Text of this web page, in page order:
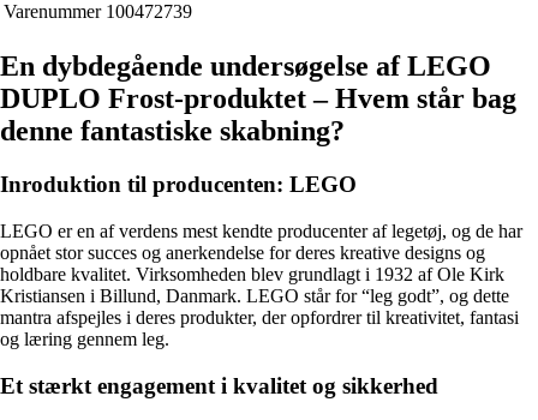
Varenummer 100472739
En dybdegående undersøgelse af LEGO
DUPLO Frost-produktet – Hvem står bag
denne fantastiske skabning?
Inroduktion til producenten: LEGO
LEGO er en af ​​verdens mest kendte producenter af legetøj, og de har
opnået stor succes og anerkendelse for deres kreative designs og
holdbare kvalitet. Virksomheden blev grundlagt i 1932 af Ole Kirk
Kristiansen i Billund, Danmark. LEGO står for “leg godt”, og dette
mantra afspejles i deres produkter, der opfordrer til kreativitet, fantasi
og læring gennem leg.
Et stærkt engagement i kvalitet og sikkerhed